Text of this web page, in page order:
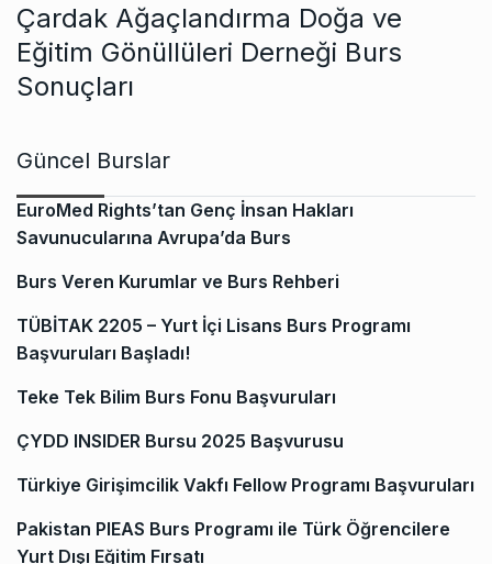
Çardak Ağaçlandırma Doğa ve
Eğitim Gönüllüleri Derneği Burs
Sonuçları
Güncel Burslar
EuroMed Rights’tan Genç İnsan Hakları
Savunucularına Avrupa’da Burs
Burs Veren Kurumlar ve Burs Rehberi
TÜBİTAK 2205 – Yurt İçi Lisans Burs Programı
Başvuruları Başladı!
Teke Tek Bilim Burs Fonu Başvuruları
ÇYDD INSIDER Bursu 2025 Başvurusu
Türkiye Girişimcilik Vakfı Fellow Programı Başvuruları
Pakistan PIEAS Burs Programı ile Türk Öğrencilere
Yurt Dışı Eğitim Fırsatı